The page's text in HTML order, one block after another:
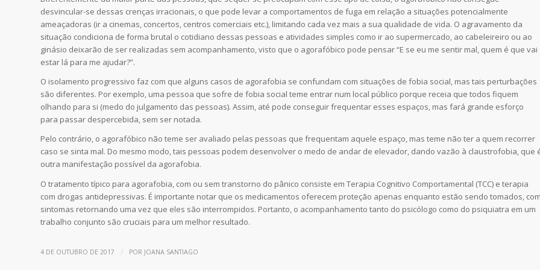
desvincular-se dessas crenças irracionais, o que pode levar a comportamentos de fuga em relação a situações potencialmente
ameaçadoras (ir a cinemas, concertos, centros comerciais etc.), limitando cada vez mais a sua qualidade de vida. O agravamento da
situação condiciona de forma brutal o cotidiano dessas pessoas e atividades simples como ir ao supermercado, ao cabeleireiro ou ao
ginásio deixarão de ser realizadas sem acompanhamento, visto que o agorafóbico pode pensar “E se eu me sentir mal, quem é que vai
estar lá para me ajudar?”.
O isolamento progressivo faz com que alguns casos de agorafobia se confundam com situações de fobia social, mas tais perturbações
são diferentes. Por exemplo, uma pessoa que sofre de fobia social teme entrar num local público porque receia que todos fiquem
olhando para si (medo do julgamento das pessoas). Assim, até pode conseguir frequentar esses espaços, mas fará grande esforço
para passar despercebida, sem ser notada.
Pelo contrário, o agorafóbico não teme ser avaliado pelas pessoas que frequentam aquele espaço, mas teme não ter a quem recorrer
caso se sinta mal. Do mesmo modo, tais pessoas podem desenvolver o medo de andar de elevador, dando vazão à claustrofobia, que
outra manifestação possível da agorafobia.
O tratamento típico para agorafobia, com ou sem transtorno do pânico consiste em Terapia Cognitivo Comportamental (TCC) e terapia
com drogas antidepressivas. É importante notar que os medicamentos oferecem proteção apenas enquanto estão sendo tomados,
sintomas retornando uma vez que eles são interrompidos. Portanto, o acompanhamento tanto do psicólogo como do psiquiatra em um
trabalho conjunto são cruciais para um melhor resultado.
4 DE OUTUBRO DE 2017 / POR JOANA SANTIAGO